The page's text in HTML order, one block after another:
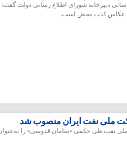
دبیرخانه شورای اطلاع رسانی دولت
عکاس کذب محض است.
ملی نفت ایران منصوب شد
نفت طی حکمی «سامان قدوسی» را